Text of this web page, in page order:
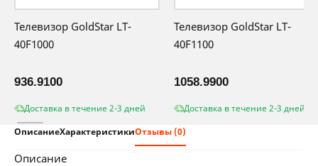
Телевизор GoldStar LT-
40F1000
936.9100
Доставка в течение 2-3 дней
Телевизор GoldStar LT-
40F1100
1058.9900
Доставка в течение 2-3 дней
ОписаниеХарактеристикиОтзывы (0)
описание